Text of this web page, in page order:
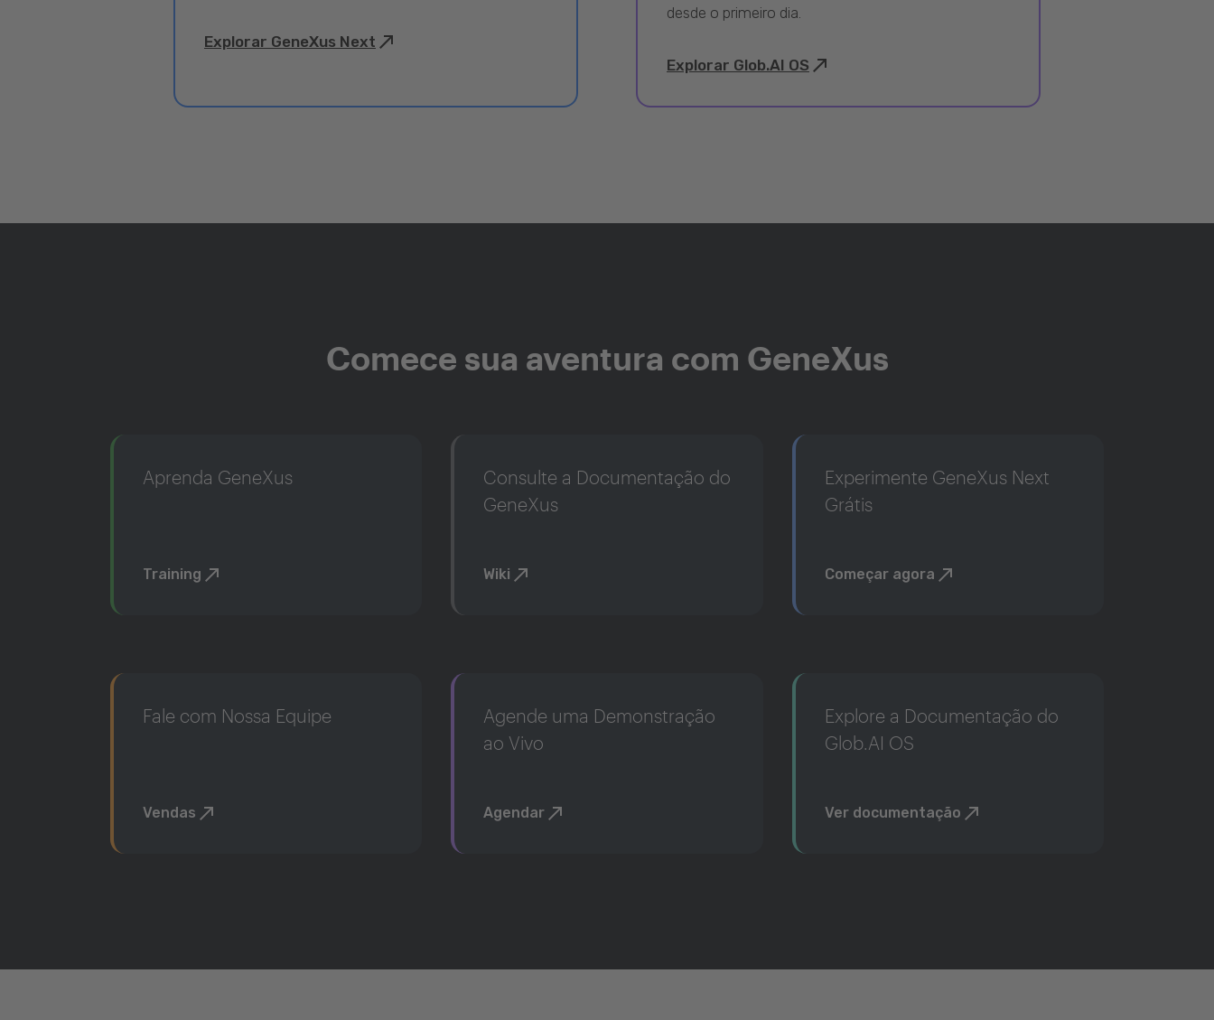
Explorar GeneXus Next
desde o primeiro dia.
Explorar Glob.AI OS
Comece sua aventura com GeneXus
Aprenda GeneXus
Training
Consulte a Documentação do
GeneXus
Wiki
Experimente GeneXus Next
Grátis
Começar agora
Fale com Nossa Equipe
Vendas
Agende uma Demonstração
ao Vivo
Agendar
Explore a Documentação do
Glob.AI OS
Ver documentação